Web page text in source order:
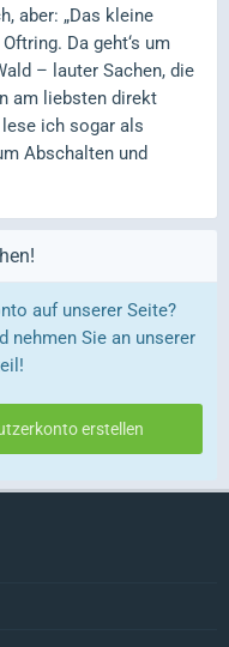
aber: „Das kleine
Da geht‘s um
– lauter Sachen, die
am liebsten direkt
ich sogar als
Abschalten und
auf unserer Seite?
nehmen Sie an unserer
erstellen